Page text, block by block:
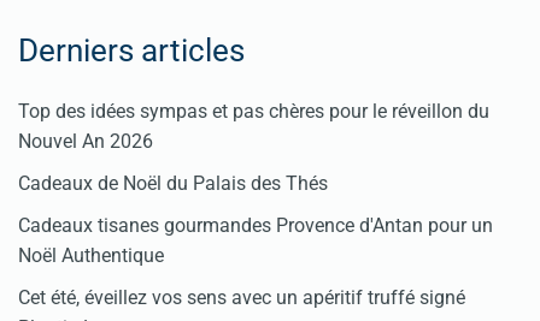
Derniers articles
Top des idées sympas et pas chères pour le réveillon du
Nouvel An 2026
Cadeaux de Noël du Palais des Thés
Cadeaux tisanes gourmandes Provence d'Antan pour un
Noël Authentique
Cet été, éveillez vos sens avec un apéritif truffé signé